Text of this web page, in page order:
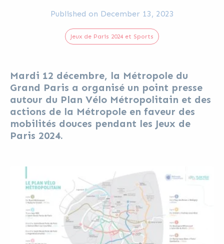
Published on December 13, 2023
Jeux de Paris 2024 et Sports
Mardi 12 décembre, la Métropole du
Grand Paris a organisé un point presse
autour du Plan Vélo Métropolitain et des
actions de la Métropole en faveur des
mobilités douces pendant les Jeux de
Paris 2024.